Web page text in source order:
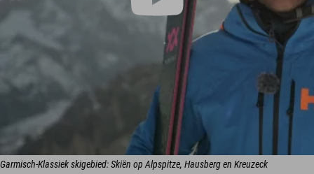
Garmisch-Klassiek skigebied: Skiën op Alpspitze, Hausberg en Kreuzeck